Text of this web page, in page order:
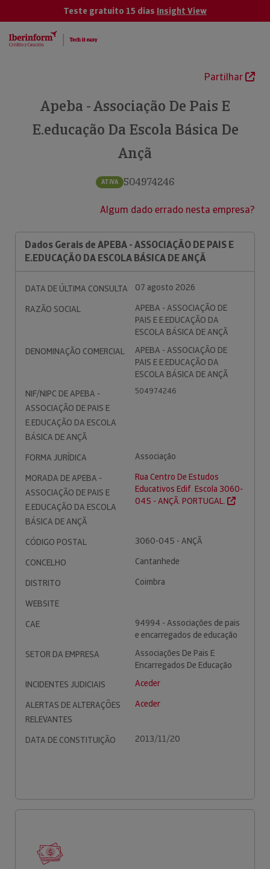
Teste gratuito 15 dias Insight View
Partilhar
Apeba - Associação De Pais E
E.educação Da Escola Básica De
Ançã
ATIVA 504974246
Algum dado errado nesta empresa?
Dados Gerais de APEBA - ASSOCIAÇÃO DE PAIS E
E.EDUCAÇÃO DA ESCOLA BÁSICA DE ANÇÃ
DATA DE ÚLTIMA CONSULTA
07 agosto 2026
RAZÃO SOCIAL
APEBA - ASSOCIAÇÃO DE
PAIS E E.EDUCAÇÃO DA
ESCOLA BÁSICA DE ANÇÃ
DENOMINAÇÃO COMERCIAL
APEBA - ASSOCIAÇÃO DE
PAIS E E.EDUCAÇÃO DA
ESCOLA BÁSICA DE ANÇÃ
NIF/NIPC DE APEBA -
ASSOCIAÇÃO DE PAIS E
E.EDUCAÇÃO DA ESCOLA
BÁSICA DE ANÇÃ
504974246
FORMA JURÍDICA
Associação
MORADA DE APEBA -
ASSOCIAÇÃO DE PAIS E
E.EDUCAÇÃO DA ESCOLA
BÁSICA DE ANÇÃ
Rua Centro De Estudos
Educativos Edif. Escola 3060-
045 - ANÇÃ. PORTUGAL.
CÓDIGO POSTAL
3060-045 - ANÇÃ
CONCELHO
Cantanhede
DISTRITO
Coimbra
WEBSITE
CAE
94994 - Associações de pais
e encarregados de educação
SETOR DA EMPRESA
Associações De Pais E
Encarregados De Educação
INCIDENTES JUDICIAIS
Aceder
ALERTAS DE ALTERAÇÕES
RELEVANTES
Aceder
DATA DE CONSTITUIÇÃO 2013/11/20